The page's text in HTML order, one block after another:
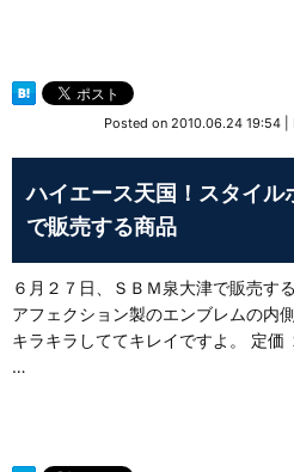
Posted on 2010.06.24 19:54
ハイエース天国！スタイル
で販売する商品
６月２７日、ＳＢＭ泉大津で販売
アフェクション製のエンブレムの内
キラキラしててキレイですよ。 定
…